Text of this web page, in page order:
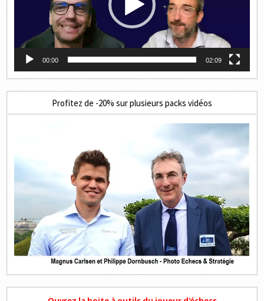
00:00 02:09
Profitez de -20% sur plusieurs packs vidéos